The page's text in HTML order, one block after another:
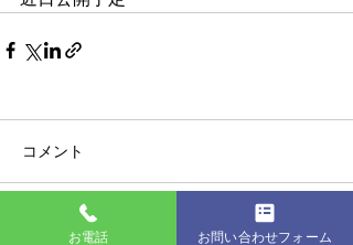
コメント
コメントを追加…
お電話 お問い合わせフォーム